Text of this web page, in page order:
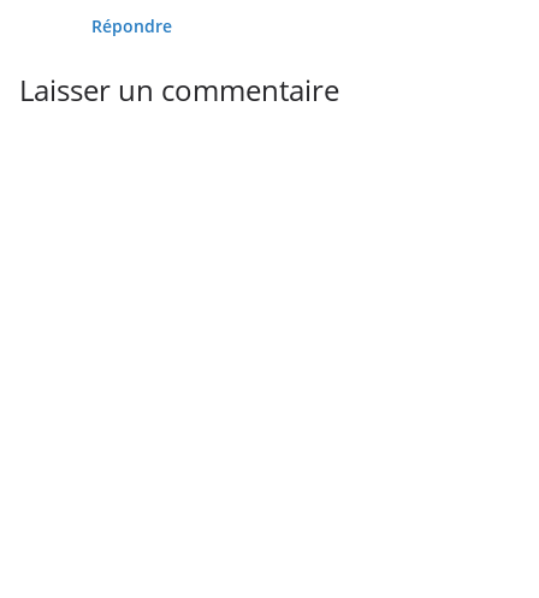
Répondre
Laisser un commentaire